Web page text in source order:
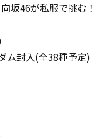
坂46が私服で挑む！
ム封入(全38種予定)